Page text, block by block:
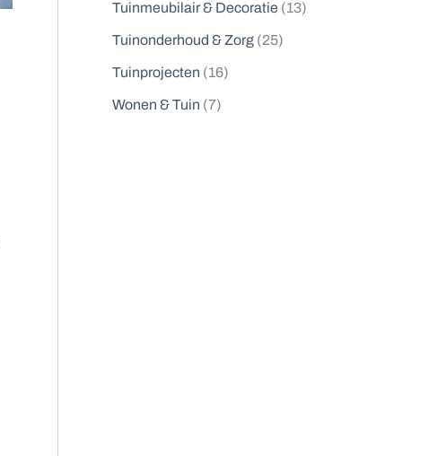
Tuinmeubilair & Decoratie (13)
Tuinonderhoud & Zorg (25)
Tuinprojecten (16)
Wonen & Tuin (7)